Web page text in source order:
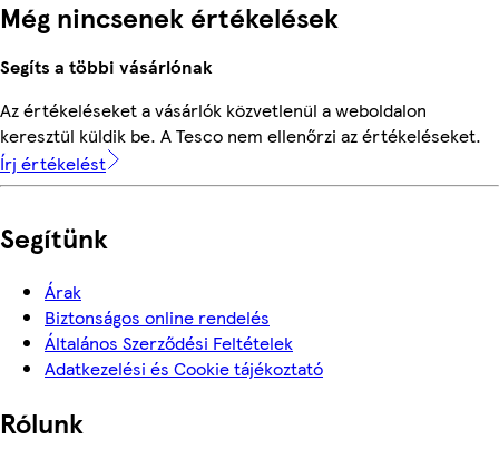
Még nincsenek értékelések
Segíts a többi vásárlónak
Az értékeléseket a vásárlók közvetlenül a weboldalon
keresztül küldik be. A Tesco nem ellenőrzi az értékeléseket.
Írj értékelést
Segítünk
Árak
Biztonságos online rendelés
Általános Szerződési Feltételek
Adatkezelési és Cookie tájékoztató
Rólunk